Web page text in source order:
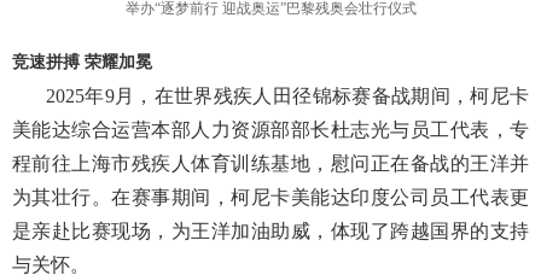
举办“逐梦前行 迎战奥运”巴黎残奥会壮行仪式
竞速拼搏 荣耀加冕
2025年9月，在世界残疾人田径锦标赛备战期间，柯尼卡
美能达综合运营本部人力资源部部长杜志光与员工代表，专
程前往上海市残疾人体育训练基地，慰问正在备战的王洋并
为其壮行。在赛事期间，柯尼卡美能达印度公司员工代表更
是亲赴比赛现场，为王洋加油助威，体现了跨越国界的支持
与关怀。